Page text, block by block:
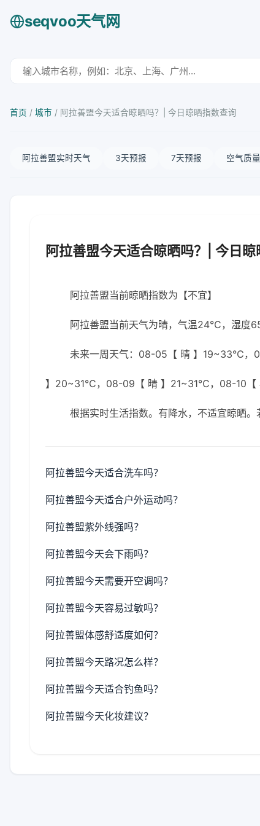
seqvoo天气网
首页 / 城市 / 阿拉善盟今天适合晾晒吗？| 今日晾晒指数查询
阿拉善盟实时天气 3天预报 7天预报 空气质量
阿拉善盟今天适合晾晒吗？| 今日
阿拉善盟当前晾晒指数为【不宜】
阿拉善盟当前天气为晴，气温24℃，湿度
未来一周天气：08-05【 晴 】19~33℃
】20~31℃，08-09【 晴 】21~31℃，08-10【
根据实时生活指数。有降水，不适宜晾晒
阿拉善盟今天适合洗车吗？
阿拉善盟今天适合户外运动吗？
阿拉善盟紫外线强吗？
阿拉善盟今天会下雨吗？
阿拉善盟今天需要开空调吗？
阿拉善盟今天容易过敏吗？
阿拉善盟体感舒适度如何？
阿拉善盟今天路况怎么样？
阿拉善盟今天适合钓鱼吗？
阿拉善盟今天化妆建议？